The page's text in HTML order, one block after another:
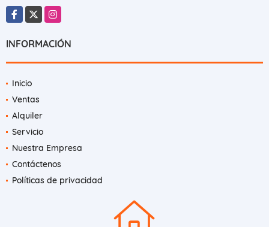
Facebook
X Instagram
INFORMACIÓN
Inicio
Ventas
Alquiler
Servicio
Nuestra Empresa
Contáctenos
Políticas de privacidad